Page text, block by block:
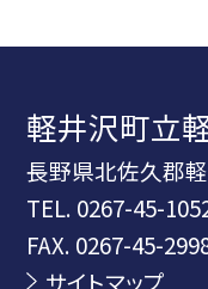
軽井沢町立
長野県北佐久郡
TEL. 0267-45-
FAX. 0267-45-
サイトマップ